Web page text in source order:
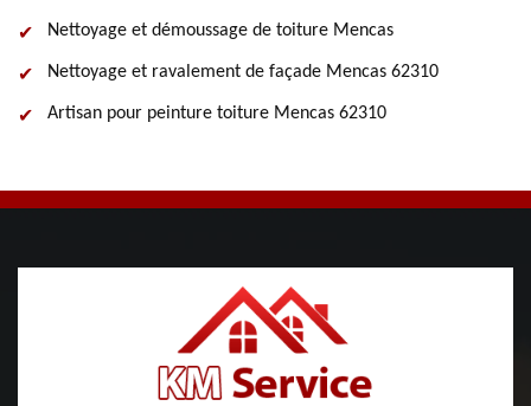
Nettoyage et démoussage de toiture Mencas
Nettoyage et ravalement de façade Mencas 62310
Artisan pour peinture toiture Mencas 62310